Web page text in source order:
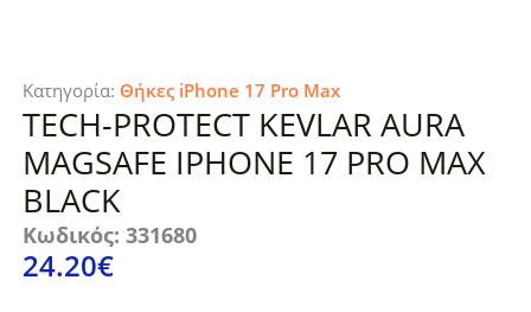
Κατηγορία: Θήκες iPhone 17 Pro Max
TECH-PROTECT KEVLAR AURA
MAGSAFE IPHONE 17 PRO MAX
BLACK
Κωδικός: 331680
24.20€